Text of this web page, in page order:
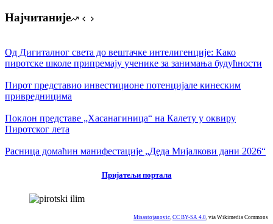
Најчитаније
Од Дигиталног света до вештачке интелигенције: Како
пиротске школе припремају ученике за занимања будућности
Пирот представио инвестиционе потенцијале кинеским
привредницима
Поклон представе „Хасанагиница“ на Калету у оквиру
Пиротског лета
Расница домаћин манифестације „Деда Мијалкови дани 2026“
Пријатељи портала
Misastojanovic, CC BY-SA 4.0, via Wikimedia Commons